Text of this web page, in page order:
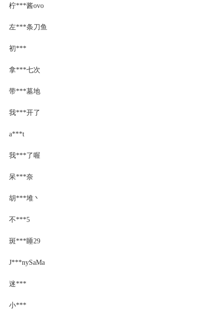
柠***酱ovo
左***条刀鱼
初***
拿***七次
带***墓地
我***开了
a***t
我***了喔
呆***奈
胡***堆丶
不***5
斑***睡29
J***nySaMa
迷***
小***